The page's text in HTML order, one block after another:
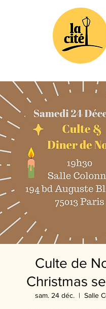
Culte de
Christmas
sam. 24 déc.
  |
Salle